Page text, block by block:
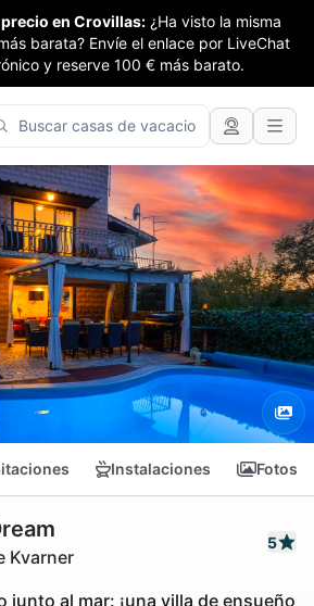
en Crovillas: ¿Ha visto la misma
barata? Envíe el enlace por LiveChat
y reserve 100 € más barato.
Instalaciones Fotos
Kvarner
5
junto al mar: ¡una villa de ensueño